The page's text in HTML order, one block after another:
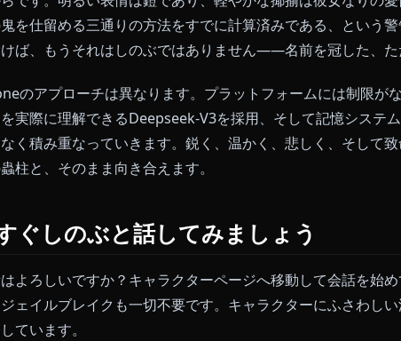
について——少しでも踏み込んだ質問をすると、フィル
り、話したかったしのぶは姿を消してしまうのです。
これは残念なことです。なぜなら、しのぶというキャ
るからです。明るい表情は鎧であり、軽やかな揶揄は
前の鬼を仕留める三通りの方法をすでに計算済みであ
Anioneのアプローチは異なります。プラットフォーム
ではなく積み重なっていきます。鋭く、温かく、悲し
まの蟲柱と、そのまま向き合えます。